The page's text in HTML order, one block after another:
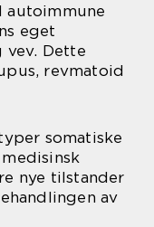
autoimmune
eget
vev. Dette
revmatoid
somatiske
nye tilstander
av